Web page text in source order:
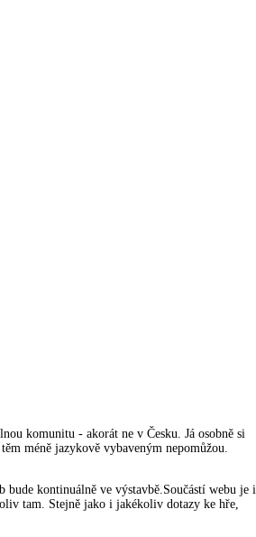
komunitu - akorát ne v Česku. Já osobně si
méně jazykově vybaveným nepomůžou.
bude kontinuálně ve výstavbě.Součástí webu je i
tam. Stejně jako i jakékoliv dotazy ke hře,